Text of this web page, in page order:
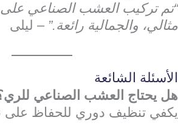
“تم تركيب العشب الصناعي
مثالي، والجمالية رائعة.” – ليلى
الأسئلة الشائعة
هل يحتاج العشب الصناعي
يكفي تنظيف دوري للحفاظ على